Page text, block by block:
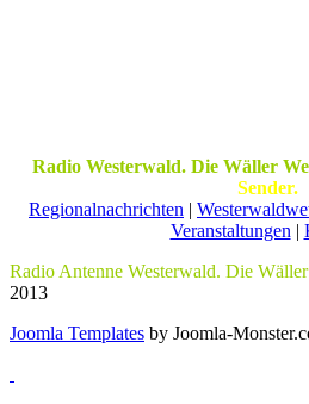
Radio Westerwald. Die Wäller
Sender.
Regionalnachrichten |
Veranstaltungen |
Radio Antenne Westerwald. Die
2013
Joomla Templates by Joomla-